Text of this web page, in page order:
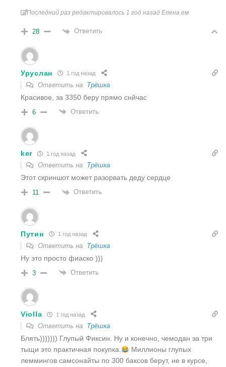
Последний раз редактировалось 1 год назад Елена ем
28 Ответить
Уруслан 1 год назад
Ответить на Трёшка
Красивое, за 3350 беру прямо снйчас
6 Ответить
ker 1 год назад
Ответить на Трёшка
Этот скриншот может разорвать деду сердце
11 Ответить
Путин 1 год назад
Ответить на Трёшка
Ну это просто фиаско )))
3 Ответить
Violla 1 год назад
Ответить на Трёшка
Блять))))))) Глупый Фиксин. Ну и конечно, чемодан за три
тыщи это практичная покупка.
Миллионы глупых
леммингов самсонайты по 300 баксов берут, не в курсе,